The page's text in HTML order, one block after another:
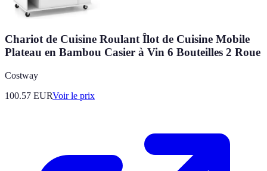
Chariot de Cuisine Roulant Îlot de Cuisine Mobile
Plateau en Bambou Casier à Vin 6 Bouteilles 2 Roue
Costway
100.57 EURVoir le prix